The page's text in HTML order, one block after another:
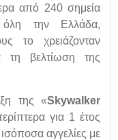
από 240 σημεία
την Ελλάδα,
το χρειάζονταν
τη βελτίωση της
της «Skywalker
για 1 έτος
αγγελίες με